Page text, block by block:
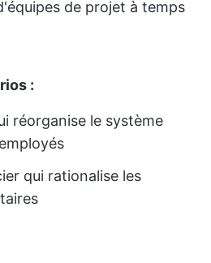
de projet à temps
:
réorganise le système
qui rationalise les